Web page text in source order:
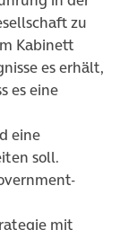
zu
Kabinett
es erhält,
es eine
eine
soll.
mit